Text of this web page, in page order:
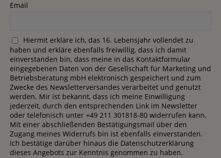
Email
Hiermit erkläre ich, das 16. Lebensjahr vollendet zu
haben und erkläre ebenfalls freiwillig, dass ich damit
einverstanden bin, dass meine in das Kontaktformular
eingegebenen Daten von der Gesellschaft für Marketing und
Betriebsberatung mbH elektronisch gespeichert und zum
Zwecke des Newsletterversandes verarbeitet und genutzt
werden. Mir ist bekannt, dass ich meine Einwilligung
jederzeit, durch den entsprechenden Link im Newsletter
oder telefonisch unter +49 211 301818-80 widerrufen kann.
Mit einer abschließenden Bestätigungsmail über den
Zugang meines Widerrufs bin ist ebenfalls einverstanden.
Ich bestätige darüber hinaus die Datenschutzerklärung
dieses Angebots zur Kenntnis genommen zu haben.